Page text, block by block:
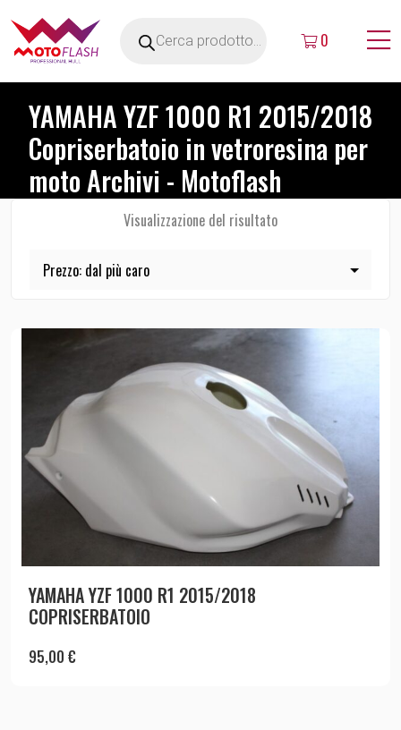
0
YAMAHA YZF 1000 R1 2015/2018
Copriserbatoio in vetroresina per
moto Archivi - Motoflash
Visualizzazione del risultato
YAMAHA YZF 1000 R1 2015/2018
COPRISERBATOIO
95,00 €